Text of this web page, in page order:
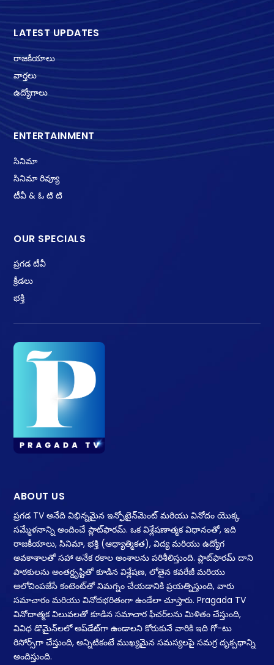
LATEST UPDATES
రాజకీయాలు
వార్తలు
ఉద్యోగాలు
ENTERTAINMENT
సినిమా
సినిమా రివ్యూ
టీవీ & ఓ టి టి
OUR SPECIALS
ప్రగడ టీవీ
క్రీడలు
భక్తి
ABOUT US
ప్రగడ TV అనేది విభిన్నమైన ఇన్ఫోటైన్‌మెంట్ మరియు వినోదం యొక్క
సమ్మేళనాన్ని అందించే ప్లాట్‌ఫారమ్. ఒక విశ్లేషణాత్మక విధానంతో, ఇది
రాజకీయాలు, సినిమా, భక్తి (ఆధ్యాత్మికత), విద్య మరియు ఉద్యోగ
అవకాశాలతో సహా అనేక రకాల అంశాలను పరిశీలిస్తుంది. ప్లాట్‌ఫారమ్ దాని
పాఠకులను అంతర్దృష్టితో కూడిన విశ్లేషణ, లోతైన కవరేజీ మరియు
ఆలోచింపజేసే కంటెంట్‌తో నిమగ్నం చేయడానికి ప్రయత్నిస్తుంది, వారు
సమాచారం మరియు వినోదభరితంగా ఉండేలా చూస్తారు. Pragada TV
వినోదాత్మక విలువలతో కూడిన సమాచార ఫీచర్‌లను మిళితం చేస్తుంది,
వివిధ డొమైన్‌లలో అప్‌డేట్‌గా ఉండాలని కోరుకునే వారికి ఇది గో-టు
రిసోర్స్‌గా చేస్తుంది, అన్నిటికంటే ముఖ్యమైన సమస్యలపై సమగ్ర దృక్పథాన్ని
అందిస్తుంది.